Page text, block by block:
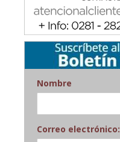
Nombre
Correo electrónico: